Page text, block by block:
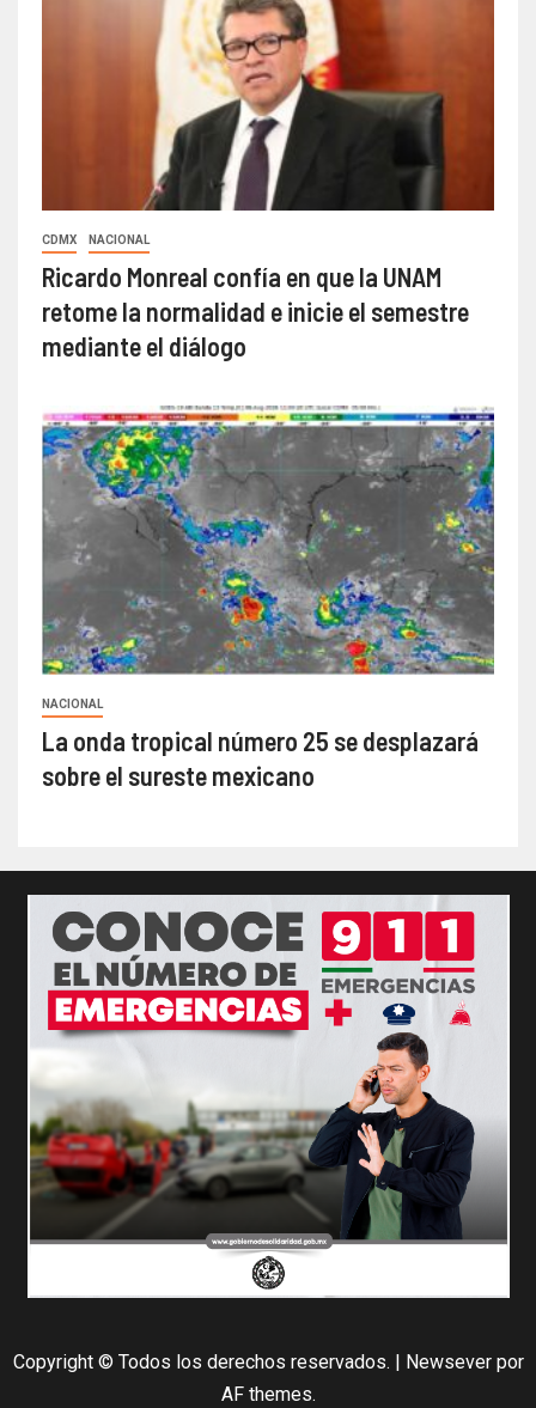
CDMX NACIONAL
Ricardo Monreal confía en que la UNAM
retome la normalidad e inicie el semestre
mediante el diálogo
NACIONAL
La onda tropical número 25 se desplazará
sobre el sureste mexicano
Copyright © Todos los derechos reservados. | Newseverpor
AF themes.